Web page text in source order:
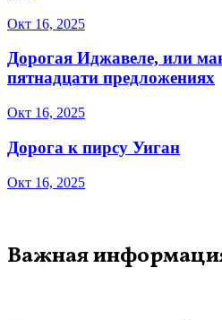
Окт 16, 2025
Дорогая Иджавеле, или
пятнадцати предложениях
Окт 16, 2025
Дорога к пирсу Уиган
Окт 16, 2025
Важная